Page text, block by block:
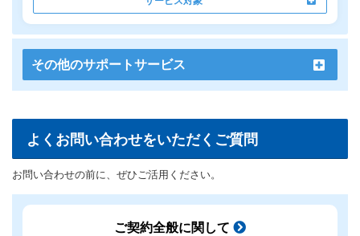
その他のサポートサービス
よくお問い合わせをいただくご質問
お問い合わせの前に、ぜひご活用ください。
ご契約全般に関して